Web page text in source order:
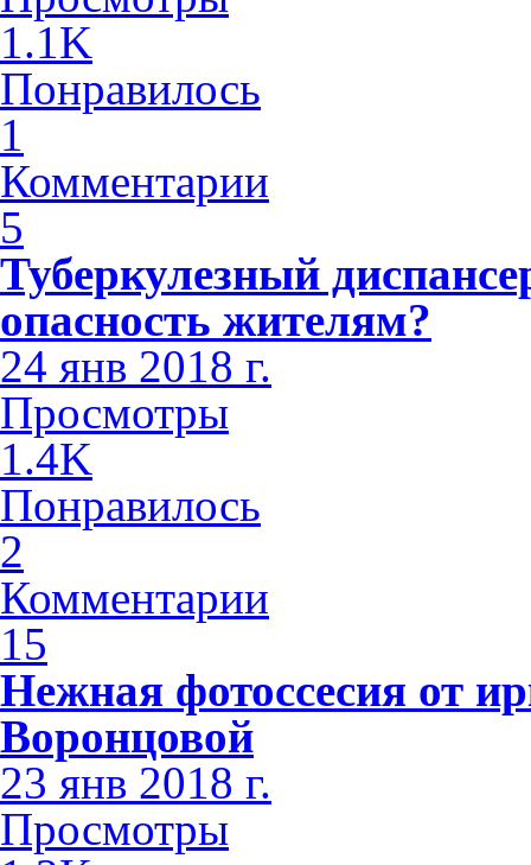
1.1K
Понравилось
1
Комментарии
5
Туберкулезный
опасность жителям?
24 янв 2018 г.
Просмотры
1.4K
Понравилось
2
Комментарии
15
Нежная фотоссесия от
Воронцовой
23 янв 2018 г.
Просмотры